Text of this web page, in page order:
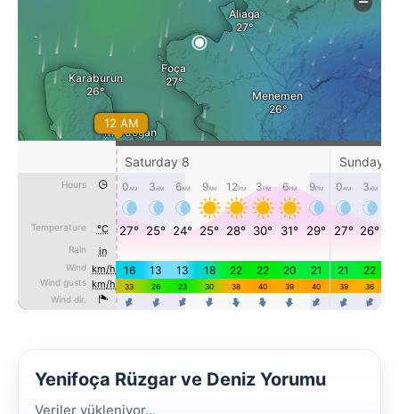
Yenifoça Rüzgar ve Deniz Yorumu
Veriler yükleniyor...